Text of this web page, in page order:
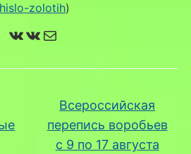
zolotih)
ВКонтакте
ВКонтакте
Почта
Всероссийская
перепись воробьев
с 9 по 17 августа